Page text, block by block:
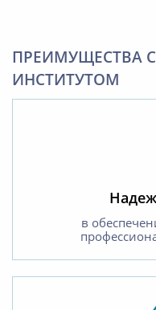
ПРЕИМУЩЕСТВА
ИНСТИТУТОМ
в